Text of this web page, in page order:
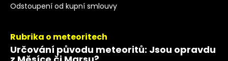
Odstoupení od kupní smlouvy
Rubrika o meteoritech
Určování původu meteoritů: Jsou opravdu